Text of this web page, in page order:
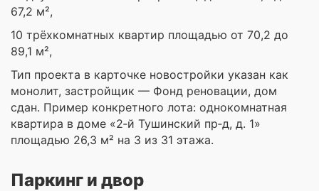
67,2 м²,
10 трёхкомнатных квартир площадью от 70,2 до
89,1 м²,
Тип проекта в карточке новостройки указан как
монолит, застройщик — Фонд реновации, дом
сдан. Пример конкретного лота: однокомнатная
квартира в доме «2‑й Тушинский пр‑д, д. 1»
площадью 26,3 м² на 3 из 31 этажа.
Паркинг и двор